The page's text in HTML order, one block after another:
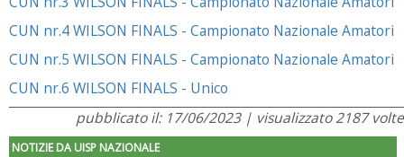
CUN nr.4 WILSON FINALS - Campionato Nazionale Amatori
CUN nr.5 WILSON FINALS - Campionato Nazionale Amatori
CUN nr.6 WILSON FINALS - Unico
pubblicato il: 17/06/2023 | visualizzato 2187 volte
NOTIZIE DA UISP NAZIONALE